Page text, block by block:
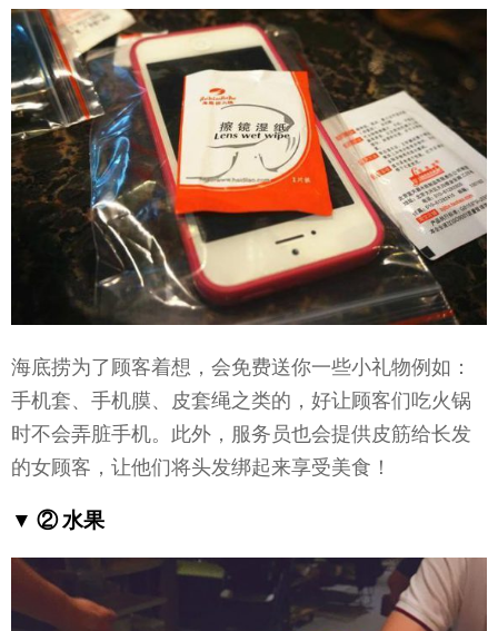
海底捞为了顾客着想，会免费送你一些小礼物例如：
手机套、手机膜、皮套绳之类的，好让顾客们吃火锅
时不会弄脏手机。此外，服务员也会提供皮筋给长发
的女顾客，让他们将头发绑起来享受美食！
▼ ② 水果